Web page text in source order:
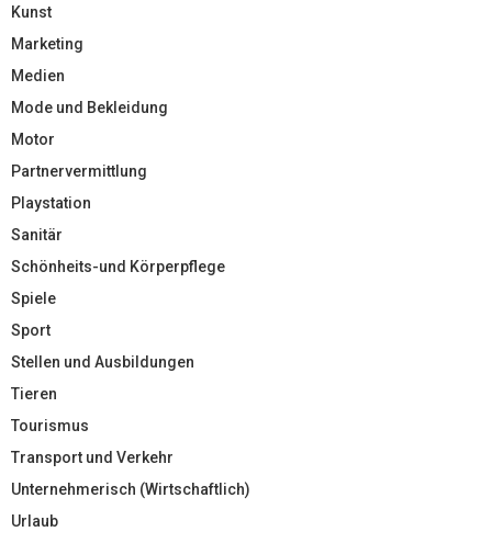
Kunst
Marketing
Medien
Mode und Bekleidung
Motor
Partnervermittlung
Playstation
Sanitär
Schönheits-und Körperpflege
Spiele
Sport
Stellen und Ausbildungen
Tieren
Tourismus
Transport und Verkehr
Unternehmerisch (Wirtschaftlich)
Urlaub